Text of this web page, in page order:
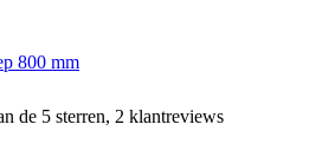
800 mm
de 5 sterren, 2 klantreviews